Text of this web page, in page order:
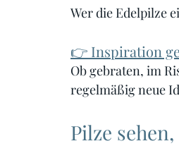
Wer die Edelpilze
👉 Inspiration
Ob gebraten, im
regelmäßig neue
Pilze